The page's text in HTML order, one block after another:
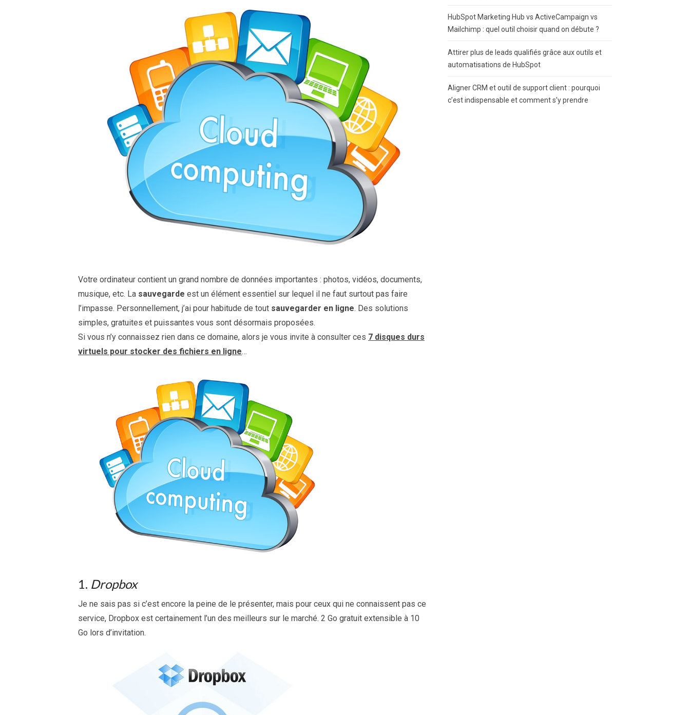
Votre ordinateur contient un grand nombre de données importantes : photos, vidéos, documents,
musique, etc. La sauvegarde est un élément essentiel sur lequel il ne faut surtout pas faire
l’impasse. Personnellement, j’ai pour habitude de tout sauvegarder en ligne. Des solutions
simples, gratuites et puissantes vous sont désormais proposées.
Si vous n’y connaissez rien dans ce domaine, alors je vous invite à consulter ces 7 disques durs
virtuels pour stocker des fichiers en ligne…
1. Dropbox
Je ne sais pas si c’est encore la peine de le présenter, mais pour ceux qui ne connaissent pas ce
service, Dropbox est certainement l’un des meilleurs sur le marché. 2 Go gratuit extensible à 10
Go lors d’invitation.
HubSpot Marketing Hub vs ActiveCampaign vs
Mailchimp : quel outil choisir quand on débute ?
Attirer plus de leads qualifiés grâce aux outils et
automatisations de HubSpot
Aligner CRM et outil de support client : pourquoi
c’est indispensable et comment s’y prendre